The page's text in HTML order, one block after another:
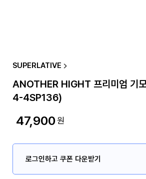
SUPERLATIVE
ANOTHER HIGHT 프리미엄 기
4-4SP136)
47,900원
로그인하고 쿠폰 다운받기